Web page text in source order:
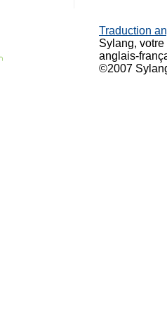
Traduction
Sylang,
anglais-
©2007